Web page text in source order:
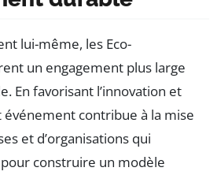
lui-même, les Eco-
un engagement plus large
En favorisant l’innovation et
événement contribue à la mise
et d’organisations qui
construire un modèle